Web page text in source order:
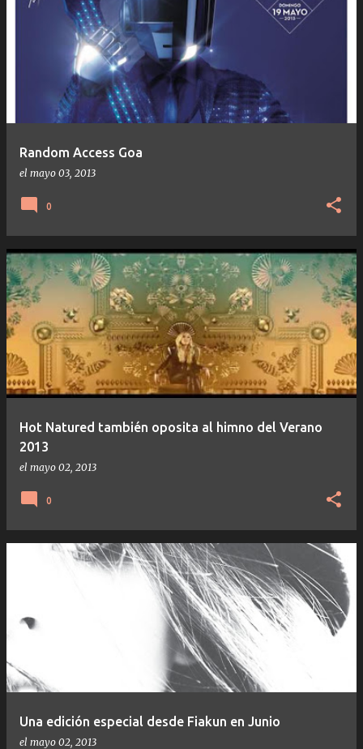
Random Access Goa
el mayo 03, 2013
0
Hot Natured también oposita al himno del Verano
2013
el mayo 02, 2013
0
Una edición especial desde Fiakun en Junio
el mayo 02, 2013